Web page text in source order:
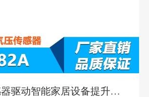
驱动智能家居设备提升生